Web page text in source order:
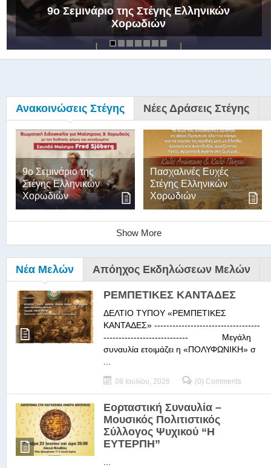
9ο Σεμινάριο της Στέγης Ελληνικών
Χορωδιών
Ανακοινώσεις Στέγης Νέες Δράσεις Στέγης
9ο Σεμινάριο της
Στέγης Ελληνικών
Χορωδιών
Πασχαλινές Ευχές
Στέγης Ελληνικών
Χορωδιών
Show More
Νέα Μελών Απόηχος Εκδηλώσεων Μελών
ΡΕΜΠΕΤΙΚΕΣ ΚΑΝΤΑΔΕΣ
ΔΕΛΤΙΟ ΤΥΠΟΥ «ΡΕΜΠΕΤΙΚΕΣ
ΚΑΝΤΑΔΕΣ» -----------------------------------
---------------------------- Μεγάλη
συναυλία ετοιμάζει η «ΠΟΛΥΦΩΝΙΚΗ» σ
08 Ιουλίου, 2026 (0) Comments
Εορταστική Συναυλία –
Μουσικός Πολιτιστικός
Σύλλογος Ψυχικού “Η
ΕΥΤΕΡΠΗ”